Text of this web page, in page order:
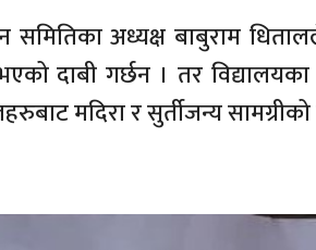
समितिका अध्यक्ष बाबुराम
दाबी गर्छन । तर विद्यालयका
मदिरा र सुर्तीजन्य